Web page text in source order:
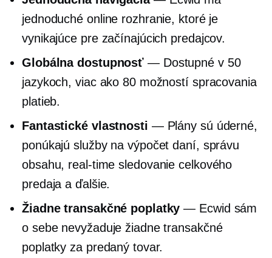
jednoduché online rozhranie, ktoré je
vynikajúce pre začínajúcich predajcov.
Globálna dostupnosť — Dostupné v 50
jazykoch, viac ako 80 možností spracovania
platieb.
Fantastické vlastnosti — Plány sú úderné,
ponúkajú služby na výpočet daní, správu
obsahu, real-time sledovanie celkového
predaja a ďalšie.
Žiadne transakčné poplatky — Ecwid sám
o sebe nevyžaduje žiadne transakčné
poplatky za predaný tovar.